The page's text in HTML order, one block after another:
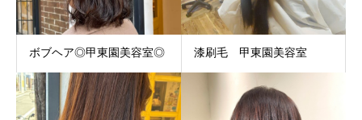
ボブヘア◎甲東園美容室◎ 漆刷毛 甲東園美容室